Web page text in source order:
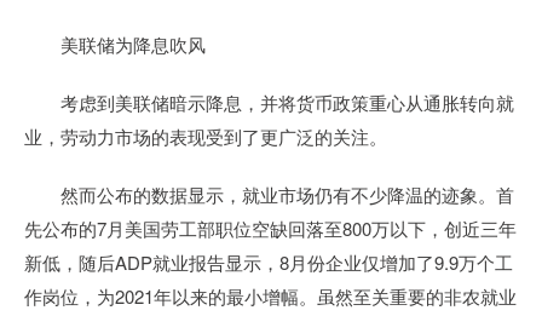
美联储为降息吹风
考虑到美联储暗示降息，并将货币政策重心从通胀转向就
业，劳动力市场的表现受到了更广泛的关注。
然而公布的数据显示，就业市场仍有不少降温的迹象。首
先公布的7月美国劳工部职位空缺回落至800万以下，创近三年
新低，随后ADP就业报告显示，8月份企业仅增加了9.9万个工
作岗位，为2021年以来的最小增幅。虽然至关重要的非农就业